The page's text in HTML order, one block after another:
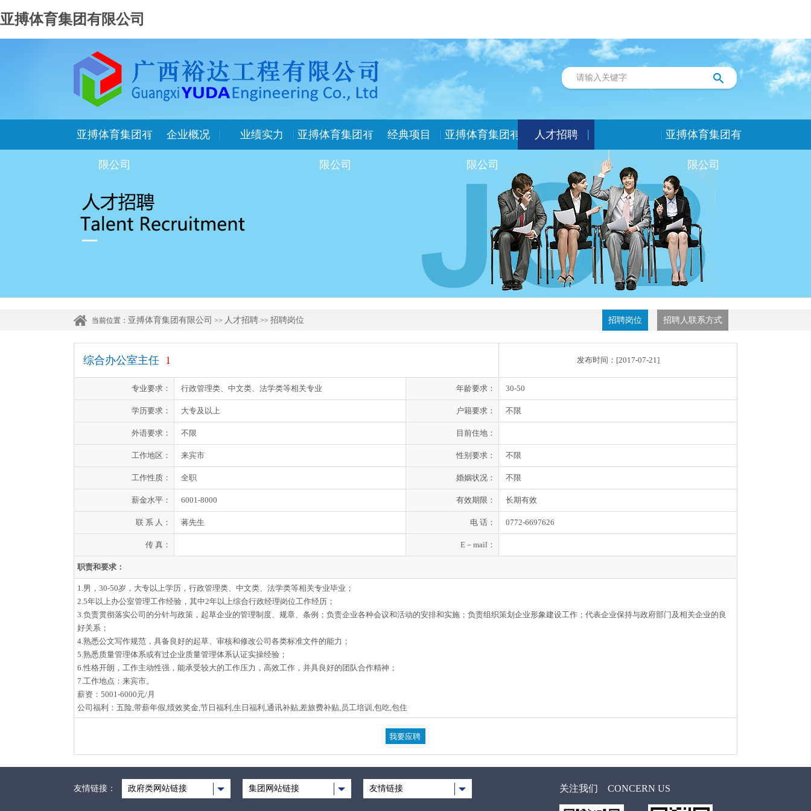
亚搏体育集团有限公司
亚搏体育集团有
限公司
企业概况 业绩实力 亚搏体育集团有
限公司
经典项目 亚搏体育集团有
限公司
人才招聘 亚搏体育集团有
限公司
当前位置： 亚搏体育集团有限公司 >> 人才招聘 >> 招聘岗位 招聘岗位 招聘人联系方式
综合办公室主任 1 发布时间：[2017-07-21]
专业要求： 行政管理类、中文类、法学类等相关专业 年龄要求： 30-50
学历要求： 大专及以上 户籍要求： 不限
外语要求： 不限 目前住地：
工作地区： 来宾市 性别要求： 不限
工作性质： 全职 婚姻状况： 不限
薪金水平： 6001-8000 有效期限： 长期有效
联 系 人： 蒋先生 电 话： 0772-6697626
传 真： E－mail：
职责和要求：
1.男，30-50岁，大专以上学历，行政管理类、中文类、法学类等相关专业毕业；
2.5年以上办公室管理工作经验，其中2年以上综合行政经理岗位工作经历；
3.负责贯彻落实公司的分针与政策，起草企业的管理制度、规章、条例；负责企业各种会议和活动的安排和实施；负责组织策划企业形象建设工作；代表企业保持与政府部门及相关企业的良
好关系；
4.熟悉公文写作规范，具备良好的起草、审核和修改公司各类标准文件的能力；
5.熟悉质量管理体系或有过企业质量管理体系认证实操经验；
6.性格开朗，工作主动性强，能承受较大的工作压力，高效工作，并具良好的团队合作精神；
7.工作地点：来宾市。
薪资：5001-6000元/月
公司福利：五险,带薪年假,绩效奖金,节日福利,生日福利,通讯补贴,差旅费补贴,员工培训,包吃,包住
友情链接： 政府类网站链接 集团网站链接 友情链接 关注我们 CONCERN US